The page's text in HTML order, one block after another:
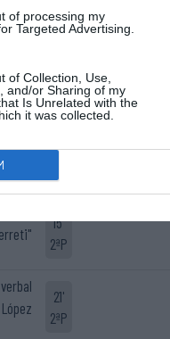
of processing my
Targeted Advertising.
of Collection, Use,
and/or Sharing of my
Is Unrelated with the
it was collected.
2ªP
Timeout Reus
Deportiu
13'
2ªP
Oruste
15'
15'
2ªP
21'
2ªP